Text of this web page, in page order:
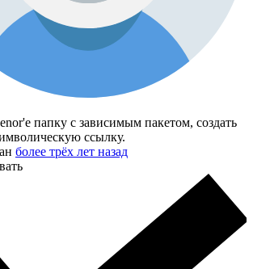
папку с зависимым пакетом, создать
ссылку.
более трёх лет назад